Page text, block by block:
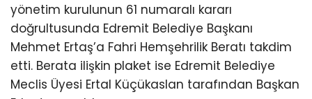
yönetim kurulunun 61 numaralı kararı
doğrultusunda Edremit Belediye Başkanı
Mehmet Ertaş’a Fahri Hemşehrilik Beratı takdim
etti. Berata ilişkin plaket ise Edremit Belediye
Meclis Üyesi Ertal Küçükaslan tarafından Başkan